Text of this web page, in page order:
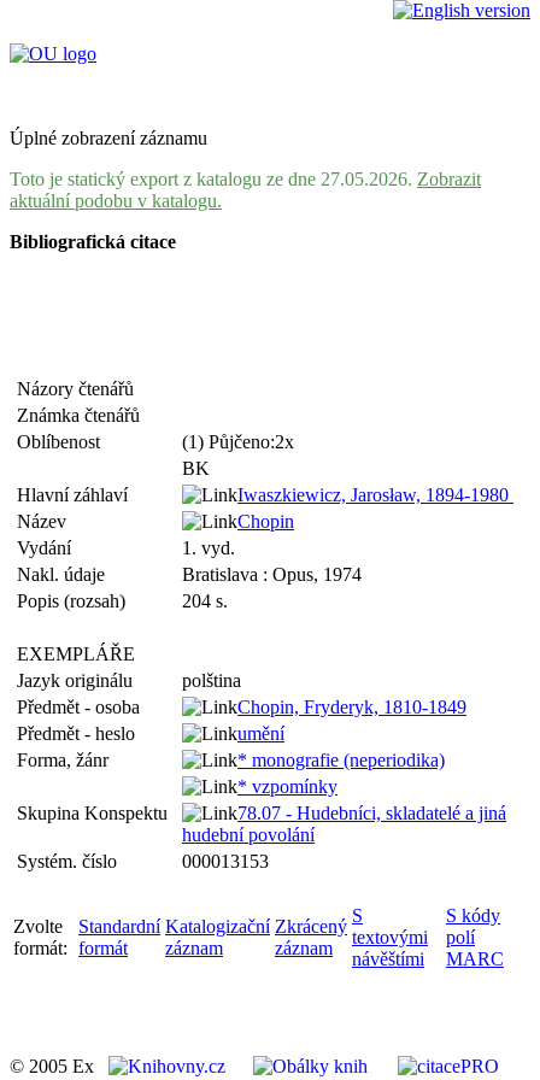
Úplné zobrazení záznamu
Toto je statický export z katalogu ze dne 27.05.2026. Zobrazit
aktuální podobu v katalogu.
Bibliografická citace
Názory čtenářů
Známka čtenářů
Oblíbenost
(1) Půjčeno:2x
BK
Hlavní záhlaví
Iwaszkiewicz, Jarosław, 1894-1980
Název
Chopin
Vydání
1. vyd.
Nakl. údaje
Bratislava : Opus, 1974
Popis (rozsah)
204 s.
EXEMPLÁŘE
Jazyk originálu
polština
Předmět - osoba
Chopin, Fryderyk, 1810-1849
Předmět - heslo
umění
Forma, žánr
* monografie (neperiodika)
* vzpomínky
Skupina Konspektu
78.07 - Hudebníci, skladatelé a jiná
hudební povolání
Systém. číslo
000013153
Zvolte
formát:
Standardní
formát
Katalogizační
záznam
Zkrácený
záznam
S
textovými
návěštími
S kódy
polí
MARC
© 2005 Ex